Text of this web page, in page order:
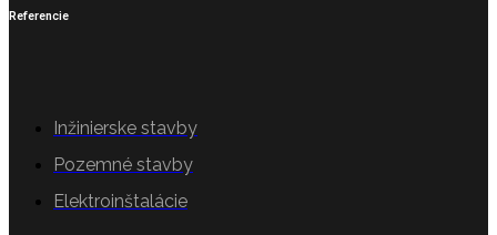
Referencie
Inžinierske stavby
Pozemné stavby
Elektroinštalácie